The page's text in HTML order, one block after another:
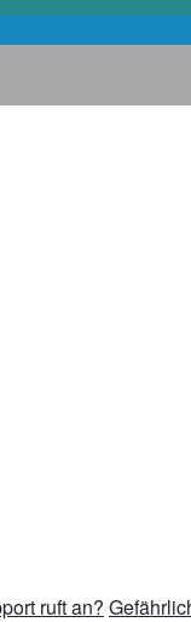
ruft an?